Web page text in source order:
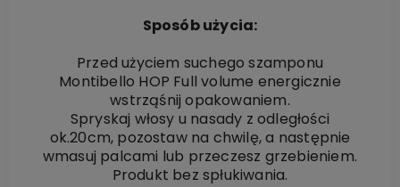
Sposób użycia:
Przed użyciem suchego szamponu
Montibello HOP Full volume energicznie
wstrząśnij opakowaniem.
Spryskaj włosy u nasady z odległości
ok.20cm, pozostaw na chwilę, a następnie
wmasuj palcami lub przeczesz grzebieniem.
Produkt bez spłukiwania.